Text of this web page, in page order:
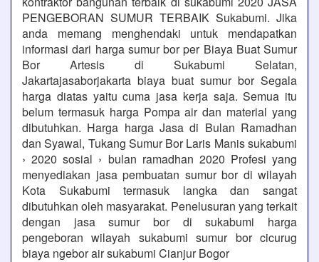
PENGEBORAN SUMUR TERBAIK Sukabumi. Jika
anda memang menghendaki untuk mendapatkan
informasi dari harga sumur bor per Biaya Buat Sumur
Bor Artesis di Sukabumi Selatan,
Jakartajasaborjakarta biaya buat sumur bor Segala
harga diatas yaitu cuma jasa kerja saja. Semua itu
belum termasuk harga Pompa air dan material yang
dibutuhkan. Harga harga Jasa di Bulan Ramadhan
dan Syawal, Tukang Sumur Bor Laris Manis sukabumi
› 2020 sosial › bulan ramadhan 2020 Profesi yang
menyediakan jasa pembuatan sumur bor di wilayah
Kota Sukabumi termasuk langka dan sangat
dibutuhkan oleh masyarakat. Penelusuran yang terkait
dengan jasa sumur bor di sukabumi harga
pengeboran wilayah sukabumi sumur bor cicurug
biaya ngebor air sukabumi Cianjur Bogor